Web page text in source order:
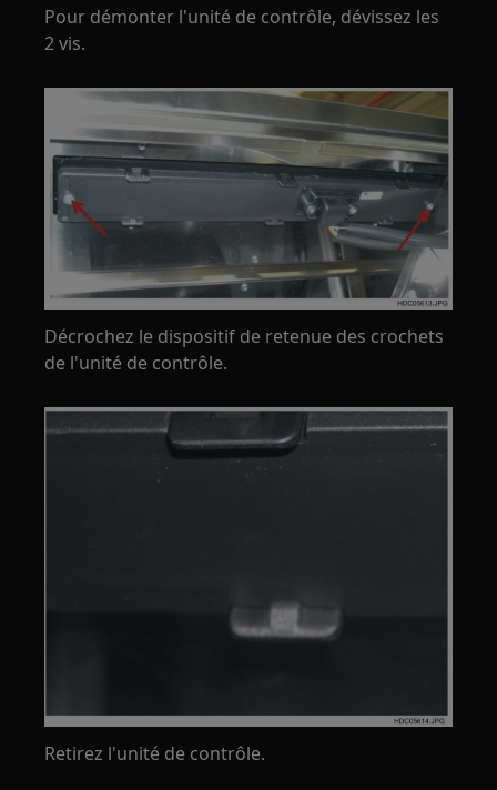
Pour démonter l'unité de contrôle, dévissez les
2 vis.
Décrochez le dispositif de retenue des crochets
de l'unité de contrôle.
Retirez l'unité de contrôle.